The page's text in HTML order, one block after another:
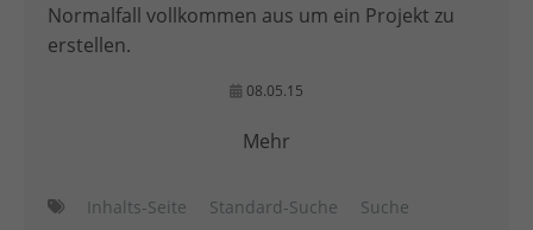
Normalfall vollkommen aus um ein Projekt zu
erstellen.
08.05.15
Mehr
Inhalts-Seite Standard-Suche
Suche